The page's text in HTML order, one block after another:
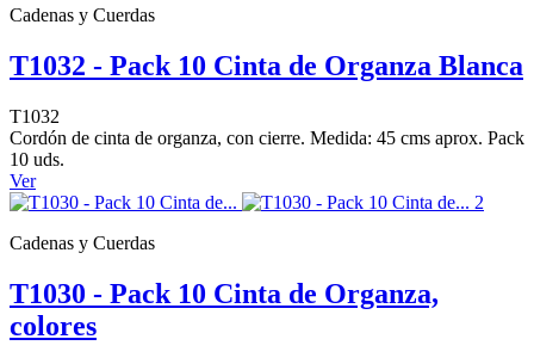
Cadenas y Cuerdas
T1032 - Pack 10 Cinta de Organza Blanca
T1032
Cordón de cinta de organza, con cierre. Medida: 45 cms aprox. Pack
10 uds.
Ver
Cadenas y Cuerdas
T1030 - Pack 10 Cinta de Organza,
colores